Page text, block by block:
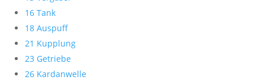
16 Tank
18 Auspuff
21 Kupplung
23 Getriebe
26 Kardanwelle